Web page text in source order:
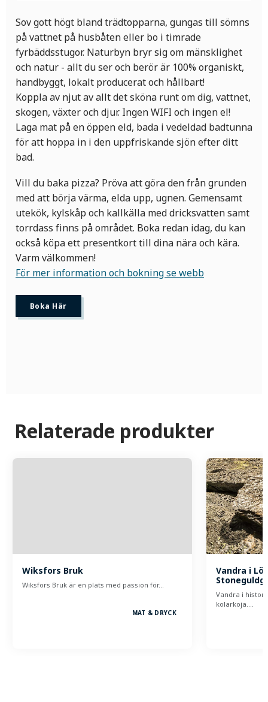
Sov gott högt bland trädtopparna, gungas till sömns
på vattnet på husbåten eller bo i timrade
fyrbäddsstugor. Naturbyn bryr sig om mänsklighet
och natur - allt du ser och berör är 100% organiskt,
handbyggt, lokalt producerat och hållbart!
Koppla av njut av allt det sköna runt om dig, vattnet,
skogen, växter och djur. Ingen WIFI och ingen el!
Laga mat på en öppen eld, bada i vedeldad badtunna
för att hoppa in i den uppfriskande sjön efter ditt
bad.
Vill du baka pizza? Pröva att göra den från grunden
med att börja värma, elda upp, ugnen. Gemensamt
utekök, kylskåp och kallkälla med dricksvatten samt
torrdass finns på området. Boka redan idag, du kan
också köpa ett presentkort till dina nära och kära.
Varm välkommen!
För mer information och bokning se webb
Boka Här
Relaterade produkter
Wiksfors Bruk
Wiksfors Bruk är en plats med passion för…
MAT & DRYCK
Vandra i
Vandra i
kolarkoja.…